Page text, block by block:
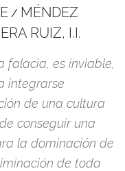
/ MÉNDEZ
RUIZ, I.I.
falacia, es inviable,
integrarse
de una cultura
conseguir una
la dominación de
de toda